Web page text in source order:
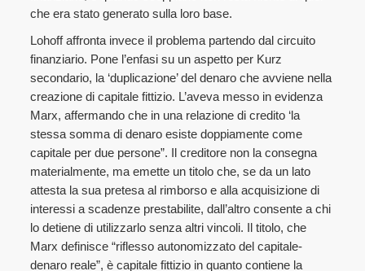
che era stato generato sulla loro base.
Lohoff affronta invece il problema partendo dal circuito
finanziario. Pone l’enfasi su un aspetto per Kurz
secondario, la ‘duplicazione’ del denaro che avviene nella
creazione di capitale fittizio. L’aveva messo in evidenza
Marx, affermando che in una relazione di credito ‘la
stessa somma di denaro esiste doppiamente come
capitale per due persone”. Il creditore non la consegna
materialmente, ma emette un titolo che, se da un lato
attesta la sua pretesa al rimborso e alla acquisizione di
interessi a scadenze prestabilite, dall’altro consente a chi
lo detiene di utilizzarlo senza altri vincoli. Il titolo, che
Marx definisce “riflesso autonomizzato del capitale-
denaro reale”, è capitale fittizio in quanto contiene la